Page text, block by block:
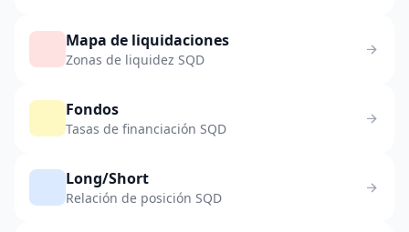
Mapa de liquidaciones
Zonas de liquidez SQD
Fondos
Tasas de financiación SQD
Long/Short
Relación de posición SQD